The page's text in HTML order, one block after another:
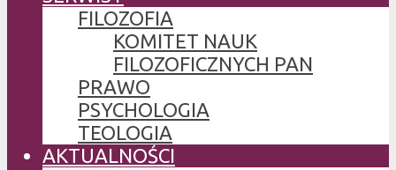
FILOZOFIA
KOMITET NAUK
FILOZOFICZNYCH PAN
PRAWO
PSYCHOLOGIA
TEOLOGIA
AKTUALNOŚCI